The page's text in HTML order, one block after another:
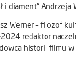
i diament” Andrzeja
Werner – filozof
redaktor
historii filmu